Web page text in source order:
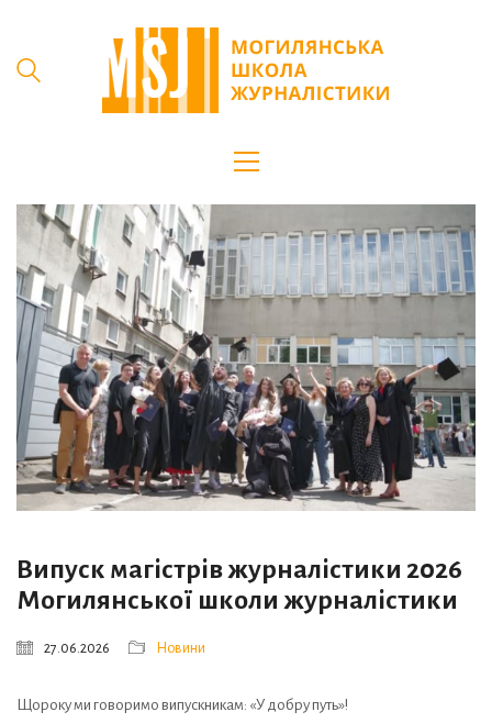
Випуск магістрів журналістики 2026
Могилянської школи журналістики
27.06.2026 Новини
Щороку ми говоримо випускникам: «У добру путь»!